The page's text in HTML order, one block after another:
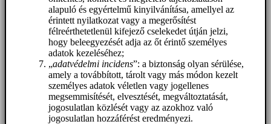
alapuló és egyértelmű kinyilvánítása, amellyel az
érintett nyilatkozat vagy a megerősítést
félreérthetetlenül kifejező cselekedet útján jelzi,
hogy beleegyezését adja az őt érintő személyes
adatok kezeléséhez;
„adatvédelmi incidens”: a biztonság olyan sérülése,
amely a továbbított, tárolt vagy más módon kezelt
személyes adatok véletlen vagy jogellenes
megsemmisítését, elvesztését, megváltoztatását,
jogosulatlan közlését vagy az azokhoz való
jogosulatlan hozzáférést eredményezi.